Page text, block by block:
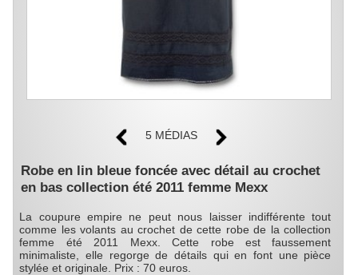
5 MÉDIAS
Robe en lin bleue foncée avec détail au crochet
en bas collection été 2011 femme Mexx
La coupure empire ne peut nous laisser indifférente tout
comme les volants au crochet de cette robe de la collection
femme été 2011 Mexx. Cette robe est faussement
minimaliste, elle regorge de détails qui en font une pièce
stylée et originale. Prix : 70 euros.